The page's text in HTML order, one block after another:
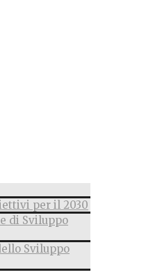
per il 2030
di Sviluppo
Sviluppo